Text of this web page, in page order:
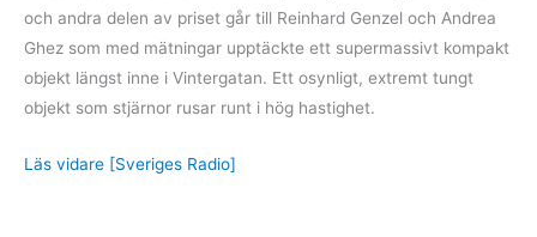
och andra delen av priset går till Reinhard Genzel och Andrea
Ghez som med mätningar upptäckte ett supermassivt kompakt
objekt längst inne i Vintergatan. Ett osynligt, extremt tungt
objekt som stjärnor rusar runt i hög hastighet.
Läs vidare [Sveriges Radio]